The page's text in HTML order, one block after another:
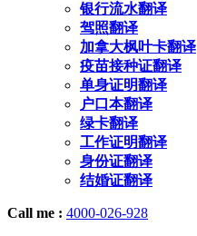
银行流水翻译
驾照翻译
加拿大枫叶卡翻译
疫苗接种证翻译
单身证明翻译
户口本翻译
绿卡翻译
工作证明翻译
身份证翻译
结婚证翻译
Call me : 4000-026-928